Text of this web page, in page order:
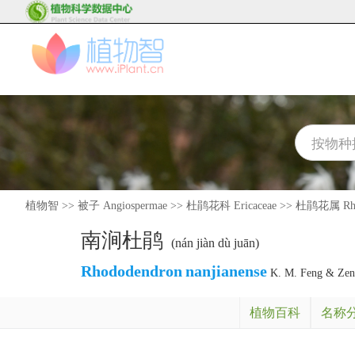
植物智 >> 被子 Angiospermae >> 杜鹃花科 Ericaceae >> 杜鹃花属
南涧杜鹃 (nán jiàn dù juān)
Rhododendron nanjianense K. M. Feng &
植物百科 名称